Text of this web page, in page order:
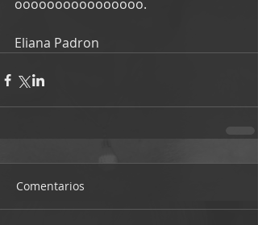
oooooooooooooooo.
Eliana Padron
Comentarios